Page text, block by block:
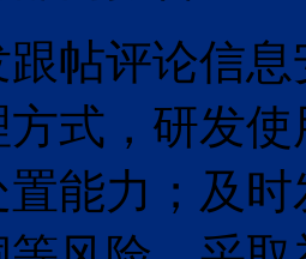
跟帖评论信
式，研发
能力；及